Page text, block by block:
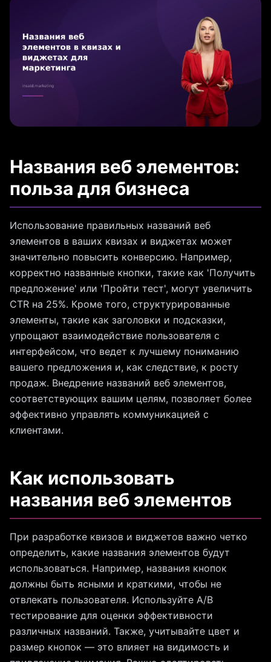
Названия веб элементов:
польза для бизнеса
Использование правильных названий веб
элементов в ваших квизах и виджетах может
значительно повысить конверсию. Например,
корректно названные кнопки, такие как 'Получить
предложение' или 'Пройти тест', могут увеличить
CTR на 25%. Кроме того, структурированные
элементы, такие как заголовки и подсказки,
упрощают взаимодействие пользователя с
интерфейсом, что ведет к лучшему пониманию
вашего предложения и, как следствие, к росту
продаж. Внедрение названий веб элементов,
соответствующих вашим целям, позволяет более
эффективно управлять коммуникацией с
клиентами.
Как использовать
названия веб элементов
При разработке квизов и виджетов важно четко
определить, какие названия элементов будут
использоваться. Например, названия кнопок
должны быть ясными и краткими, чтобы не
отвлекать пользователя. Используйте A/B
тестирование для оценки эффективности
различных названий. Также, учитывайте цвет и
размер кнопок — это влияет на видимость и